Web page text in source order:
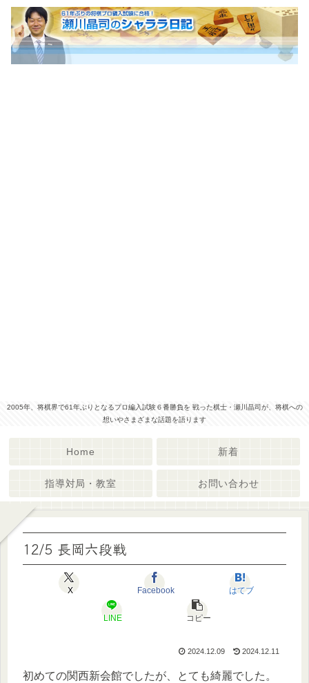
2005年、将棋界で61年ぶりとなるプロ編入試験６番勝負を 戦った棋士・瀬川晶司が、将棋への
想いやさまざまな話題を語ります
Home 新着
指導対局・教室 お問い合わせ
12/5 長岡六段戦
X Facebook はてブ
LINE コピー
2024.12.09 2024.12.11
初めての関西新会館でしたが、とても綺麗でした。